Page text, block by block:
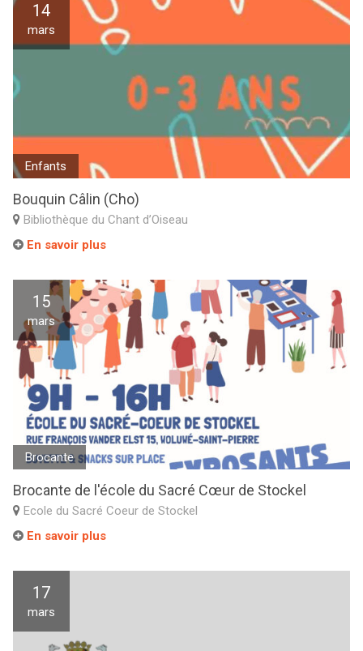
14
mars
Enfants
Bouquin Câlin (Cho)
Bibliothèque du Chant d’Oiseau
En savoir plus
15
mars
Brocante
Brocante de l'école du Sacré Cœur de Stockel
Ecole du Sacré Coeur de Stockel
En savoir plus
17
mars